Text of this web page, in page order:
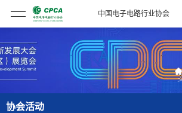
中国电子电路行业协会
协会活动